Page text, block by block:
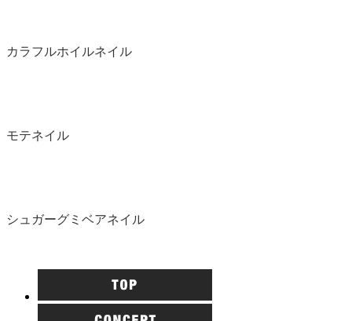
カラフルホイルネイル
モテネイル
シュガーグミベアネイル